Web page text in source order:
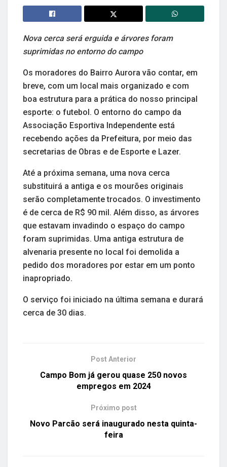
Nova cerca será erguida e árvores foram
suprimidas no entorno do campo
Os moradores do Bairro Aurora vão contar, em
breve, com um local mais organizado e com
boa estrutura para a prática do nosso principal
esporte: o futebol. O entorno do campo da
Associação Esportiva Independente está
recebendo ações da Prefeitura, por meio das
secretarias de Obras e de Esporte e Lazer.
Até a próxima semana, uma nova cerca
substituirá a antiga e os mourões originais
serão completamente trocados. O investimento
é de cerca de R$ 90 mil. Além disso, as árvores
que estavam invadindo o espaço do campo
foram suprimidas. Uma antiga estrutura de
alvenaria presente no local foi demolida a
pedido dos moradores por estar em um ponto
inapropriado.
O serviço foi iniciado na última semana e durará
cerca de 30 dias.
Post Anterior
Campo Bom já gerou quase 250 novos
empregos em 2024
Próximo post
Novo Parcão será inaugurado nesta quinta-
feira